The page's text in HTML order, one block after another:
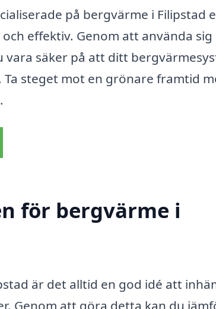
på bergvärme i Filipstad
effektiv. Genom att använda sig
säker på att ditt
steget mot en grönare framtid
för bergvärme i
är det alltid en god idé att
Genom att göra detta kan du